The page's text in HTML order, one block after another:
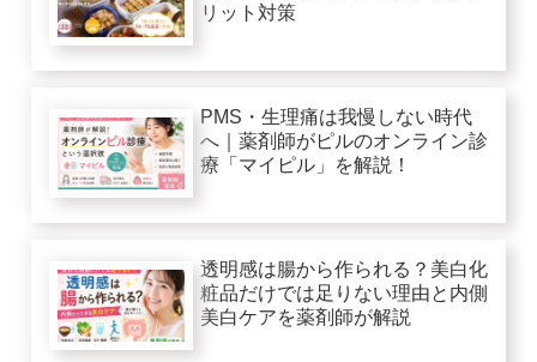
リット対策
PMS・生理痛は我慢しない時代
へ｜薬剤師がピルのオンライン診
療「マイピル」を解説！
透明感は腸から作られる？美白化
粧品だけでは足りない理由と内側
美白ケアを薬剤師が解説